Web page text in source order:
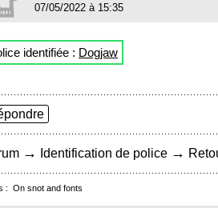
07/05/2022 à 15:35
identifiée : Dogjaw
→ Identification de police →
: On snot and fonts